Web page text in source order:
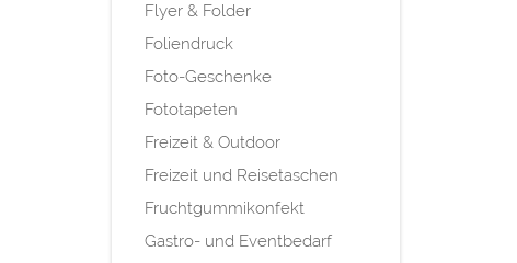
Flyer & Folder
Foliendruck
Foto-Geschenke
Fototapeten
Freizeit & Outdoor
Freizeit und Reisetaschen
Fruchtgummikonfekt
Gastro- und Eventbedarf